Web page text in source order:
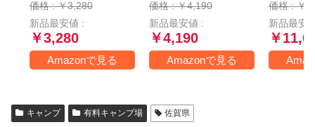
ア キャンプ 登山
車中泊 防災用 丸洗
い可能 快適温度 丸
洗い寝袋 春用 夏用
1000）
価格 : ￥3,280
新品最安値 :
￥3,280
Amazonで見る
-15度耐寒 簡易防水
オールシーズン (ブ
ラック)
価格 : ￥4,190
新品最安値 :
￥4,190
Amazonで見る
価格 : ￥
新品最安
￥
キャンプ 有料キャンプ場 佐賀県